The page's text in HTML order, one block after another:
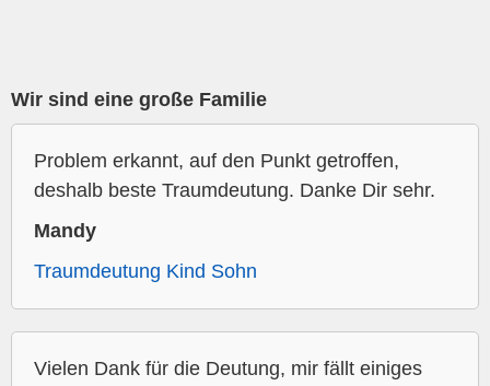
Wir sind eine große Familie
Problem erkannt, auf den Punkt getroffen,
deshalb beste Traumdeutung. Danke Dir sehr.
Mandy
Traumdeutung Kind Sohn
Vielen Dank für die Deutung, mir fällt einiges